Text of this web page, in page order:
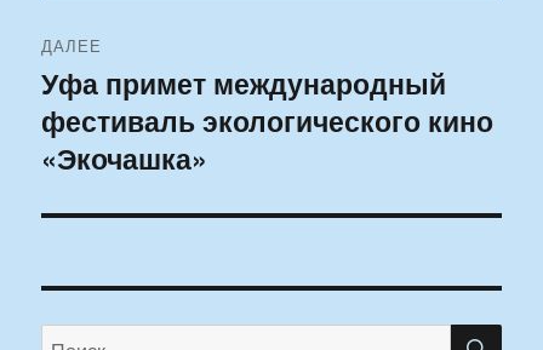
ДАЛЕЕ
Следующая
запись:
Уфа примет международный
фестиваль экологического кино
«Экочашка»
Искать: